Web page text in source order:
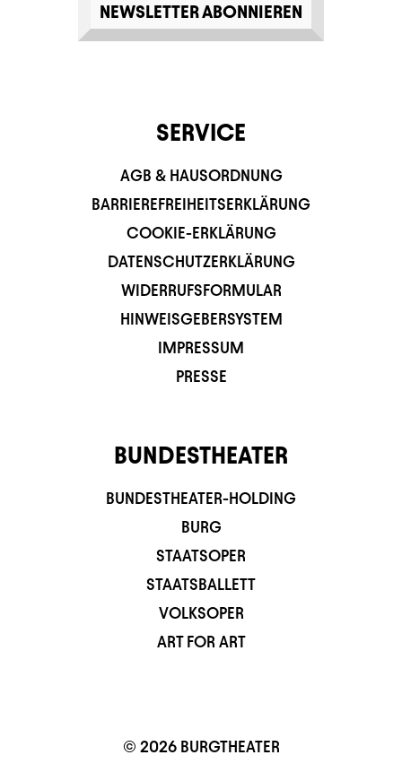
NEWSLETTER ABONNIEREN
SERVICE
AGB & HAUSORDNUNG
BARRIEREFREIHEITSERKLÄRUNG
COOKIE-ERKLÄRUNG
DATENSCHUTZERKLÄRUNG
WIDERRUFSFORMULAR
HINWEISGEBERSYSTEM
IMPRESSUM
PRESSE
BUNDESTHEATER
BUNDESTHEATER-HOLDING
BURG
STAATSOPER
STAATSBALLETT
VOLKSOPER
ART FOR ART
© 2026 BURGTHEATER